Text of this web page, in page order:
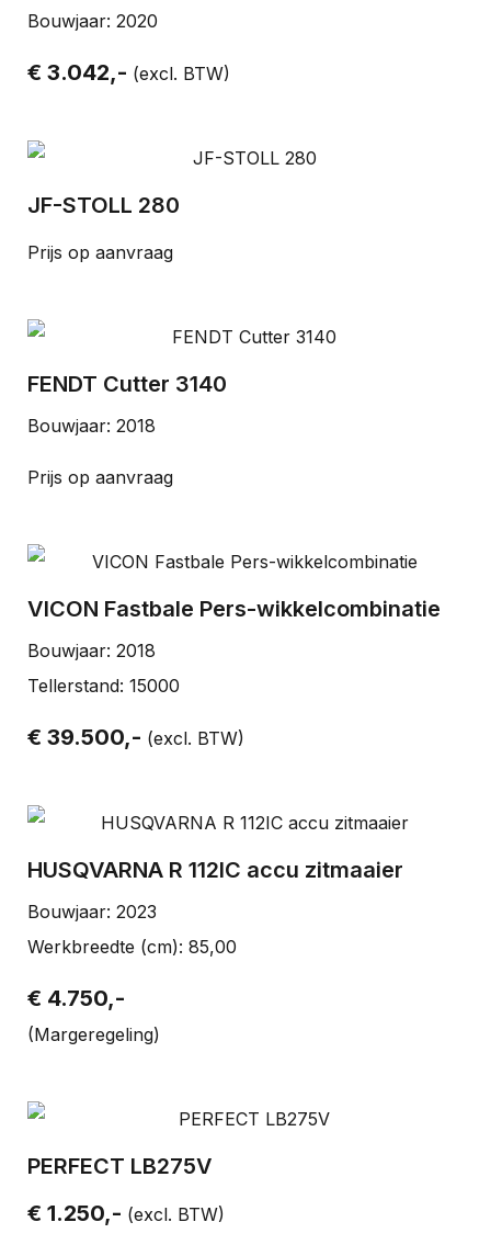
Bouwjaar: 2020
€ 3.042,- (excl. BTW)
JF-STOLL 280
Prijs op aanvraag
FENDT Cutter 3140
Bouwjaar: 2018
Prijs op aanvraag
VICON Fastbale Pers-wikkelcombinatie
Bouwjaar: 2018
Tellerstand: 15000
€ 39.500,- (excl. BTW)
HUSQVARNA R 112IC accu zitmaaier
Bouwjaar: 2023
Werkbreedte (cm): 85,00
€ 4.750,-
(Margeregeling)
PERFECT LB275V
€ 1.250,- (excl. BTW)